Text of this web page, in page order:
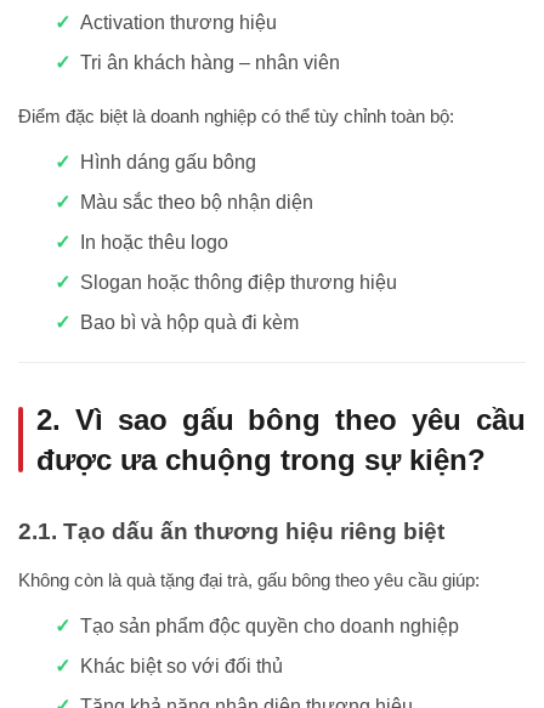
Activation thương hiệu
Tri ân khách hàng – nhân viên
Điểm đặc biệt là doanh nghiệp có thể tùy chỉnh toàn bộ:
Hình dáng gấu bông
Màu sắc theo bộ nhận diện
In hoặc thêu logo
Slogan hoặc thông điệp thương hiệu
Bao bì và hộp quà đi kèm
2. Vì sao gấu bông theo yêu cầu
được ưa chuộng trong sự kiện?
2.1. Tạo dấu ấn thương hiệu riêng biệt
Không còn là quà tặng đại trà, gấu bông theo yêu cầu giúp:
Tạo sản phẩm độc quyền cho doanh nghiệp
Khác biệt so với đối thủ